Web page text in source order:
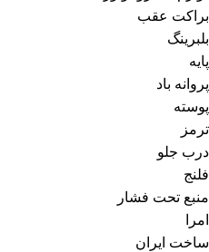
براکت عقب
بلبرینگ
پایه
پروانه باد
پوسته
ترمز
درب جلو
فلنج
منبع تحت فشار
امرا
ساخت ایران